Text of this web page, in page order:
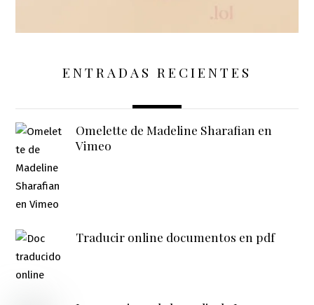
ENTRADAS RECIENTES
Omelette de Madeline Sharafian en
Vimeo
Traducir online documentos en pdf